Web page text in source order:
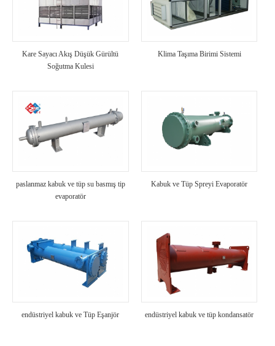
Kare Sayacı Akış Düşük Gürültü
Soğutma Kulesi
Klima Taşıma Birimi Sistemi
paslanmaz kabuk ve tüp su basmış tip
evaporatör
Kabuk ve Tüp Spreyi Evaporatör
endüstriyel kabuk ve Tüp Eşanjör endüstriyel kabuk ve tüp kondansatör